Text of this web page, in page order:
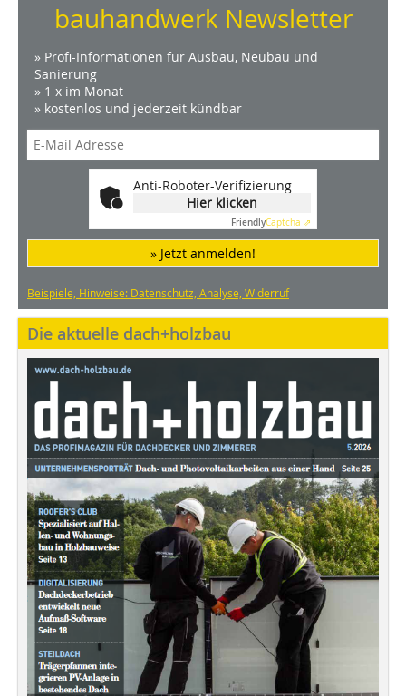
bauhandwerk Newsletter
» Profi-Informationen für Ausbau, Neubau und
Sanierung
» 1 x im Monat
» kostenlos und jederzeit kündbar
Anti-Roboter-Verifizierung
Hier klicken
FriendlyCaptcha ⇗
» Jetzt anmelden!
Beispiele, Hinweise: Datenschutz, Analyse, Widerruf
Die aktuelle dach+holzbau